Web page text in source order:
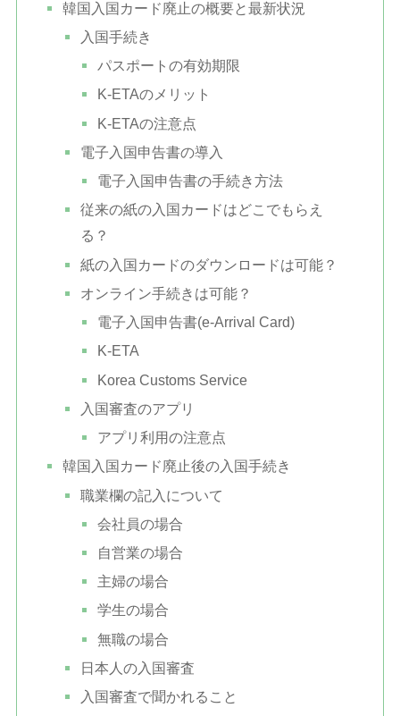
韓国入国カード廃止の概要と最新状況
入国手続き
パスポートの有効期限
K-ETAのメリット
K-ETAの注意点
電子入国申告書の導入
電子入国申告書の手続き方法
従来の紙の入国カードはどこでもらえ
る？
紙の入国カードのダウンロードは可能？
オンライン手続きは可能？
電子入国申告書(e-Arrival Card)
K-ETA
Korea Customs Service
入国審査のアプリ
アプリ利用の注意点
韓国入国カード廃止後の入国手続き
職業欄の記入について
会社員の場合
自営業の場合
主婦の場合
学生の場合
無職の場合
日本人の入国審査
入国審査で聞かれること